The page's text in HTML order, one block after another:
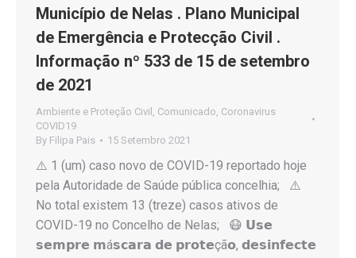
Município de Nelas . Plano Municipal
de Emergência e Protecção Civil .
Informação nº 533 de 15 de setembro
de 2021
Ambiente e Proteção Civil Comunicado Coronavirus
COVID19
By Filipa Pais 15 Setembro 2021
⚠️ 1 (um) caso novo de COVID-19 reportado hoje
pela Autoridade de Saúde pública concelhia; ⚠️
No total existem 13 (treze) casos ativos de
COVID-19 no Concelho de Nelas; 😷 𝗨𝘀𝗲
𝘀𝗲𝗺𝗽𝗿𝗲 𝗺á𝘀𝗰𝗮𝗿𝗮 𝗱𝗲 𝗽𝗿𝗼𝘁𝗲çã𝗼, 𝗱𝗲𝘀𝗶𝗻𝗳𝗲𝗰𝘁𝗲